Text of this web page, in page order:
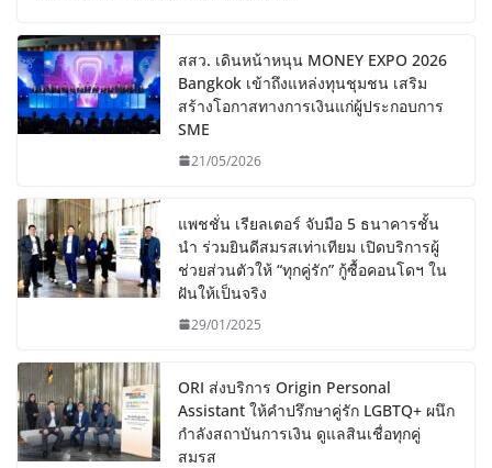
สสว. เดินหน้าหนุน MONEY EXPO 2026
Bangkok เข้าถึงแหล่งทุนชุมชน เสริม
สร้างโอกาสทางการเงินแก่ผู้ประกอบการ
SME
21/05/2026
แพชชั่น เรียลเตอร์ จับมือ 5 ธนาคารชั้น
นำ ร่วมยินดีสมรสเท่าเทียม เปิดบริการผู้
ช่วยส่วนตัวให้ “ทุกคู่รัก” กู้ซื้อคอนโดฯ ใน
ฝันให้เป็นจริง
29/01/2025
ORI ส่งบริการ Origin Personal
Assistant ให้คำปรึกษาคู่รัก LGBTQ+ ผนึก
กำลังสถาบันการเงิน ดูแลสินเชื่อทุกคู่
สมรส